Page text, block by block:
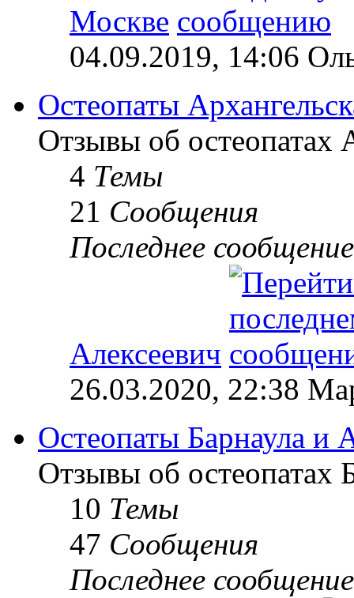
Москве
04.09.2019, 14:06
Остеопаты
Отзывы об остеопатах
4 Темы
21 Сообщения
Последнее сообщение
Алексеевич
26.03.2020, 22:38
Остеопаты Барнаула и
Отзывы об остеопатах
10 Темы
47 Сообщения
Последнее сообщение